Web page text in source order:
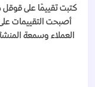
كتبت تقييمًا على
أصبحت التقييمات
العملاء وسمعة